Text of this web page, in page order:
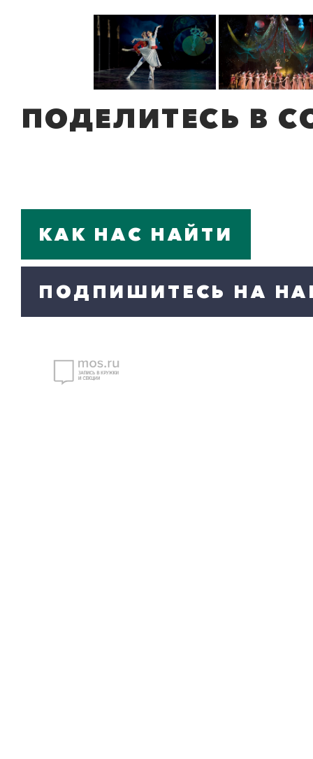
ПОДЕЛИТЕСЬ В
КАК НАС НАЙТИ
ПОДПИШИТЕСЬ НА